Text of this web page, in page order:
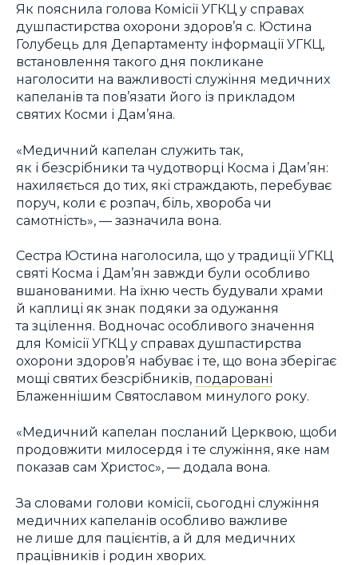
Як пояснила голова Комісії УГКЦ у справах
душпастирства охорони здоров’я с. Юстина
Голубець для Департаменту інформації УГКЦ,
встановлення такого дня покликане
наголосити на важливості служіння медичних
капеланів та пов’язати його із прикладом
святих Косми і Дам’яна.
«Медичний капелан служить так,
як і безсрібники та чудотворці Косма і Дам’ян:
нахиляється до тих, які страждають, перебуває
поруч, коли є розпач, біль, хвороба чи
самотність», — зазначила вона.
Сестра Юстина наголосила, що у традиції УГКЦ
святі Косма і Дам’ян завжди були особливо
вшанованими. На їхню честь будували храми
й каплиці як знак подяки за одужання
та зцілення. Водночас особливого значення
для Комісії УГКЦ у справах душпастирства
охорони здоров’я набуває і те, що вона зберігає
мощі святих безсрібників, подаровані
Блаженнішим Святославом минулого року.
«Медичний капелан посланий Церквою, щоби
продовжити милосердя і те служіння, яке нам
показав сам Христос», — додала вона.
За словами голови комісії, сьогодні служіння
медичних капеланів особливо важливе
не лише для пацієнтів, а й для медичних
працівників і родин хворих.